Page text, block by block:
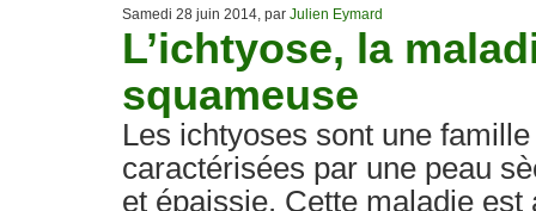
Samedi 28 juin 2014, par Julien Eymard
L’ichtyose, la
squameuse
Les ichtyoses sont une
caractérisées par une peau
et épaissie. Cette maladie est